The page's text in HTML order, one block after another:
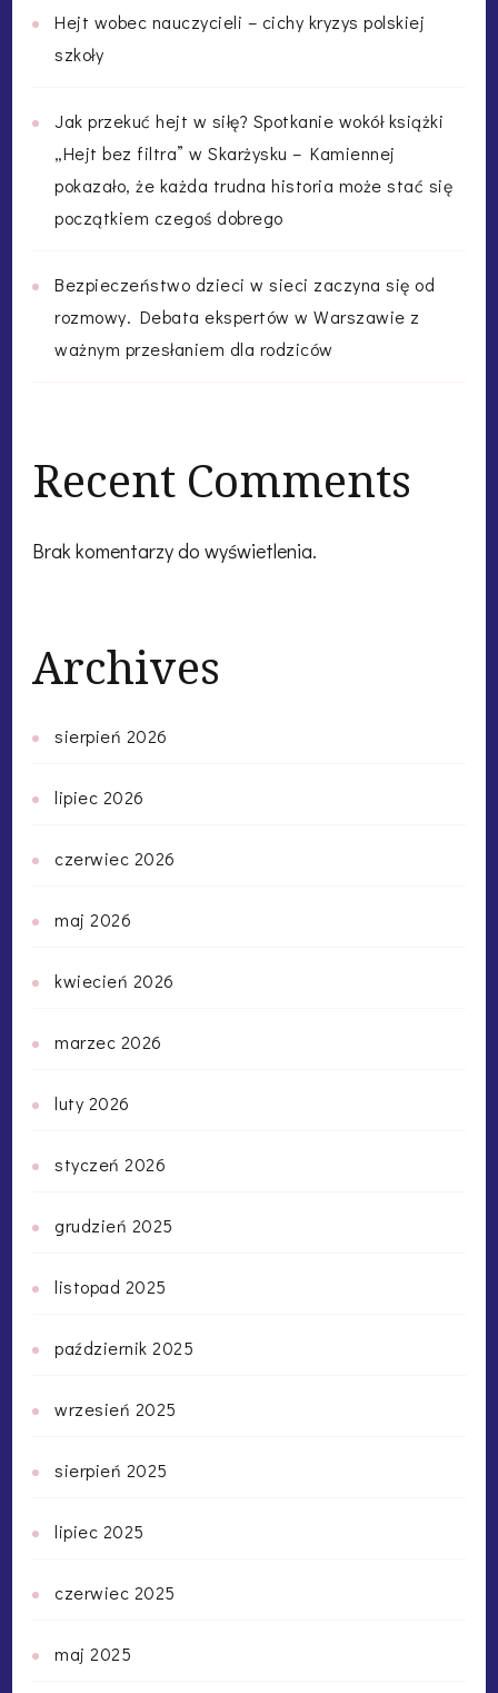
Hejt wobec nauczycieli – cichy kryzys polskiej
szkoły
Jak przekuć hejt w siłę? Spotkanie wokół książki
„Hejt bez filtra” w Skarżysku – Kamiennej
pokazało, że każda trudna historia może stać się
początkiem czegoś dobrego
Bezpieczeństwo dzieci w sieci zaczyna się od
rozmowy. Debata ekspertów w Warszawie z
ważnym przesłaniem dla rodziców
Recent Comments
Brak komentarzy do wyświetlenia.
Archives
sierpień 2026
lipiec 2026
czerwiec 2026
maj 2026
kwiecień 2026
marzec 2026
luty 2026
styczeń 2026
grudzień 2025
listopad 2025
październik 2025
wrzesień 2025
sierpień 2025
lipiec 2025
czerwiec 2025
maj 2025